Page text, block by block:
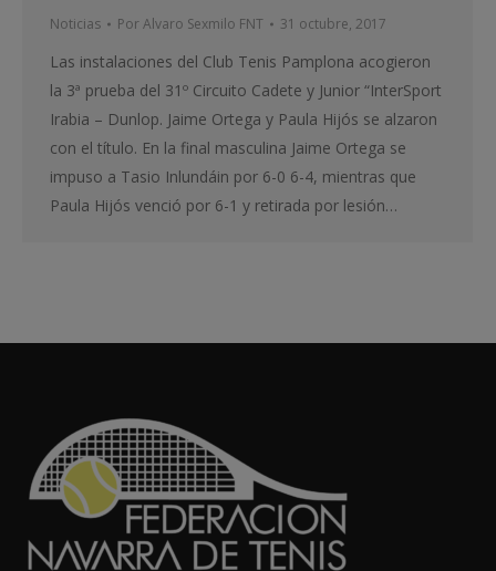
Noticias PorAlvaro Sexmilo FNT 31 octubre, 2017
Las instalaciones del Club Tenis Pamplona acogieron
la 3ª prueba del 31º Circuito Cadete y Junior “InterSport
Irabia – Dunlop. Jaime Ortega y Paula Hijós se alzaron
con el título. En la final masculina Jaime Ortega se
impuso a Tasio Inlundáin por 6-0 6-4, mientras que
Paula Hijós venció por 6-1 y retirada por lesión…